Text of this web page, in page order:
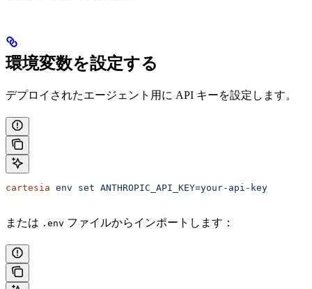
環境変数を設定する
デプロイされたエージェント用に API キーを設定します。
cartesia env set ANTHROPIC_API_KEY=your-api-key
または .env ファイルからインポートします：